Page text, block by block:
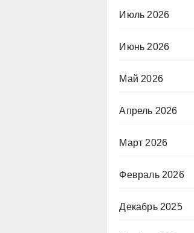
Июль 2026
Июнь 2026
Май 2026
Апрель 2026
Март 2026
Февраль 2026
Декабрь 2025